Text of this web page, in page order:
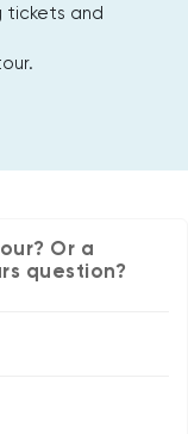
tickets and
Or a
question?